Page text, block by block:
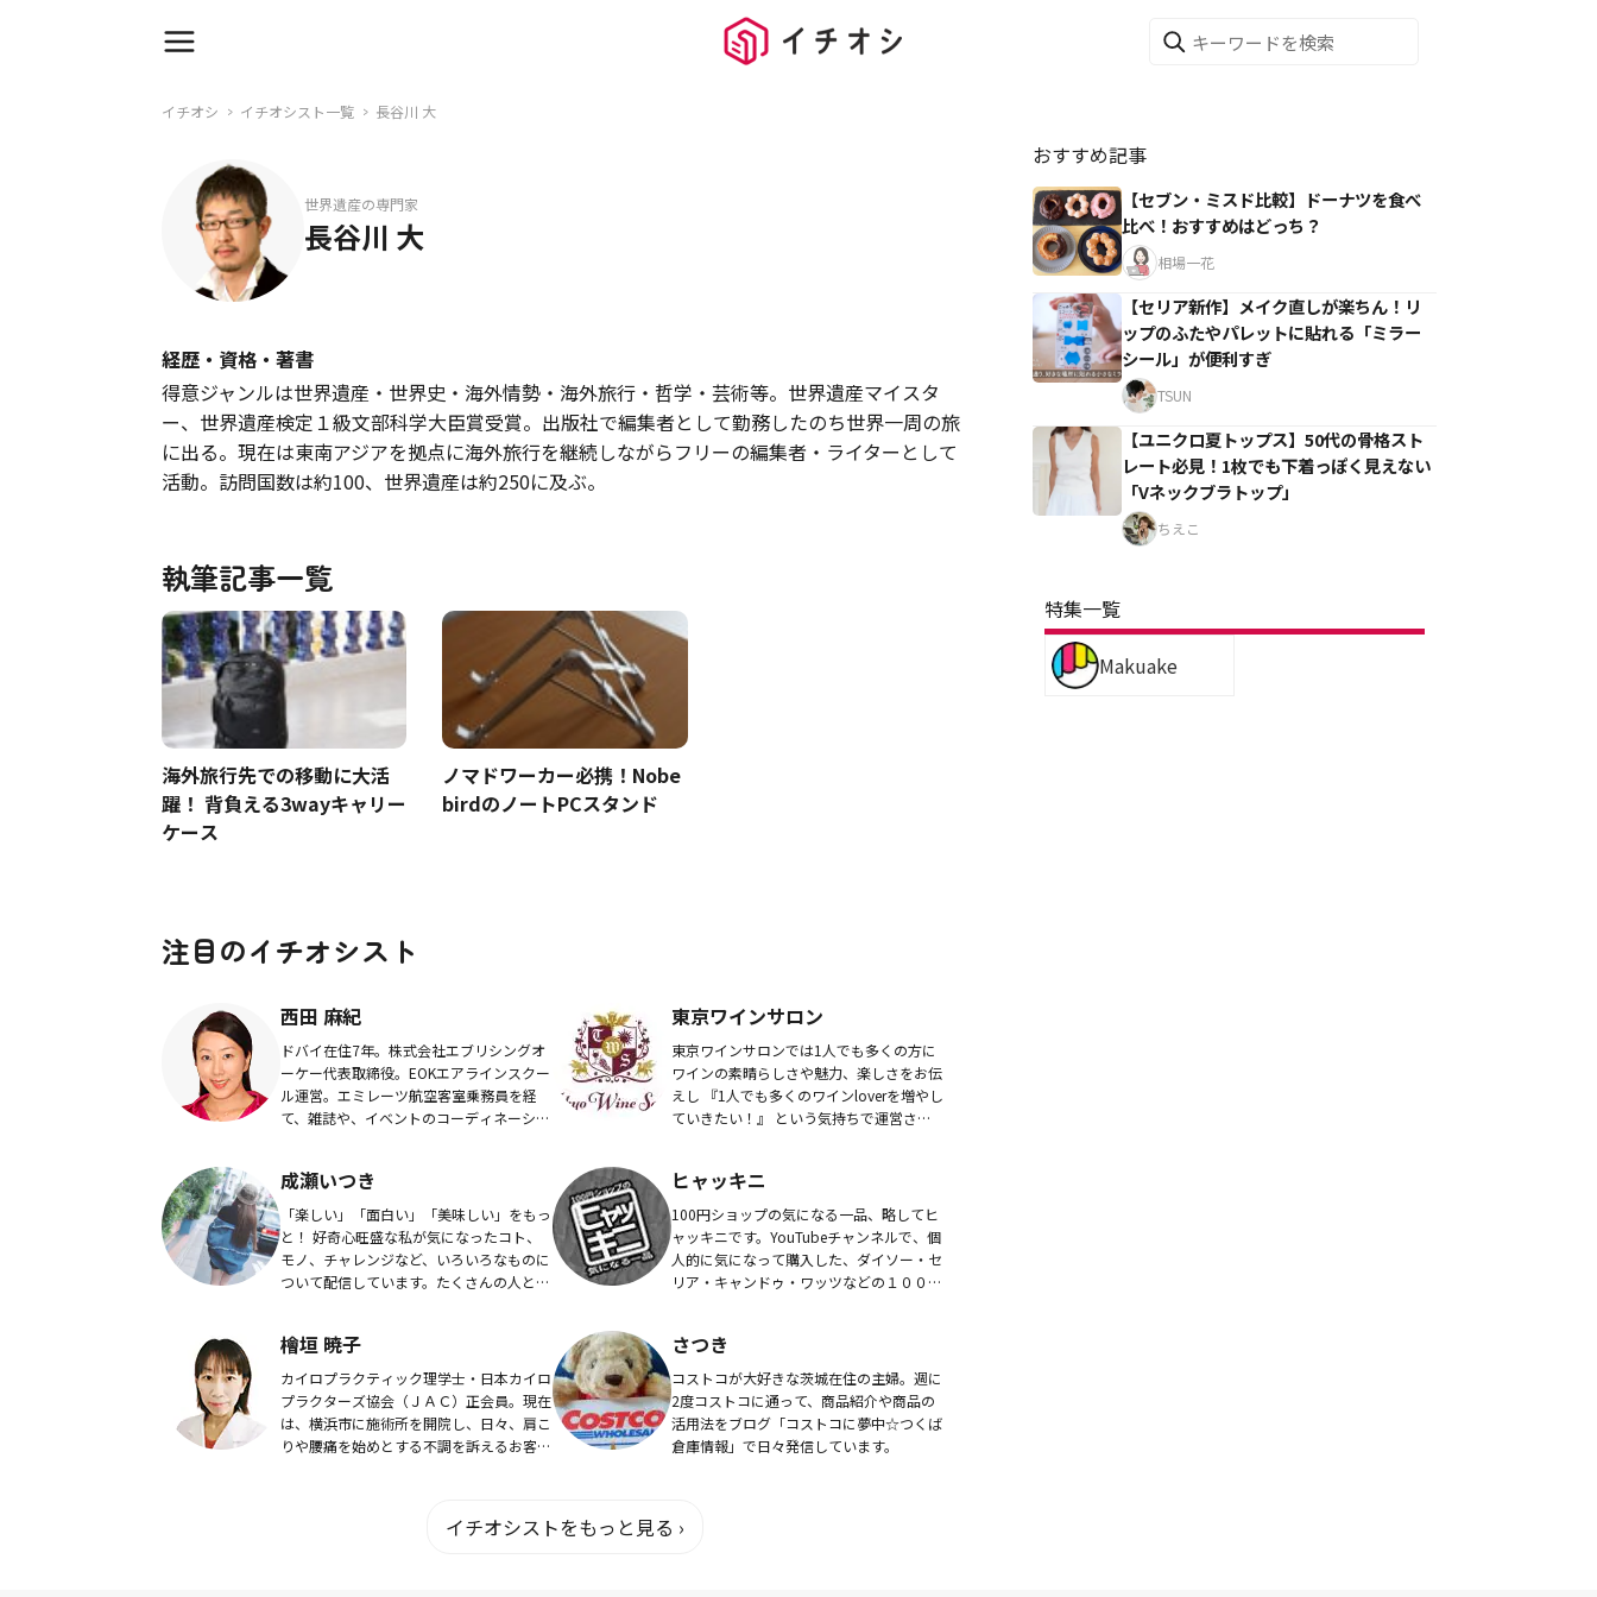
イチオシ イチオシスト一覧 長谷川 大
世界遺産の専門家
長谷川 大
経歴・資格・著書
得意ジャンルは世界遺産・世界史・海外情勢・海外旅行・哲学・芸術等。世界遺産マイスタ
ー、世界遺産検定１級文部科学大臣賞受賞。出版社で編集者として勤務したのち世界一周の旅
に出る。現在は東南アジアを拠点に海外旅行を継続しながらフリーの編集者・ライターとして
活動。訪問国数は約100、世界遺産は約250に及ぶ。
執筆記事一覧
海外旅行先での移動に大活
躍！ 背負える3wayキャリー
ケース
ノマドワーカー必携！Nobe
birdのノートPCスタンド
注目のイチオシスト
西田 麻紀
ドバイ在住7年。株式会社エブリシングオ
ーケー代表取締役。EOKエアラインスクー
ル運営。エミレーツ航空客室乗務員を経
て、雑誌や、イベントのコーディネーショ
ラブ会員。ド...
東京ワインサロン
東京ワインサロンでは1人でも多くの方に
ワインの素晴らしさや魅力、楽しさをお伝
えし 『1人でも多くのワインloverを増やし
ていきたい！』 という気持ちで運営させ
成瀬いつき
「楽しい」「面白い」「美味しい」をもっ
と！ 好奇心旺盛な私が気になったコト、
モノ、チャレンジなど、いろいろなものに
ついて配信しています。たくさんの人と共
ヒャッキニ
100円ショップの気になる一品、略してヒ
ャッキニです。YouTubeチャンネルで、個
人的に気になって購入した、ダイソー・セ
リア・キャンドゥ・ワッツなどの１００円
のを個...
檜垣 暁子
カイロプラクティック理学士・日本カイロ
プラクターズ協会（ＪＡＣ）正会員。現在
は、横浜市に施術所を開院し、日々、肩こ
りや腰痛を始めとする不調を訴えるお客様
さつき
コストコが大好きな茨城在住の主婦。週に
2度コストコに通って、商品紹介や商品の
活用法をブログ「コストコに夢中☆つくば
倉庫情報」で日々発信しています。
イチオシストをもっと見る ›
おすすめ記事
【セブン・ミスド比較】ドーナツを食べ
比べ！おすすめはどっち？
相場一花
【セリア新作】メイク直しが楽ちん！リ
ップのふたやパレットに貼れる「ミラー
シール」が便利すぎ
TSUN
【ユニクロ夏トップス】50代の骨格スト
レート必見！1枚でも下着っぽく見えない
「Vネックブラトップ」
ちえこ
特集一覧
Makuake